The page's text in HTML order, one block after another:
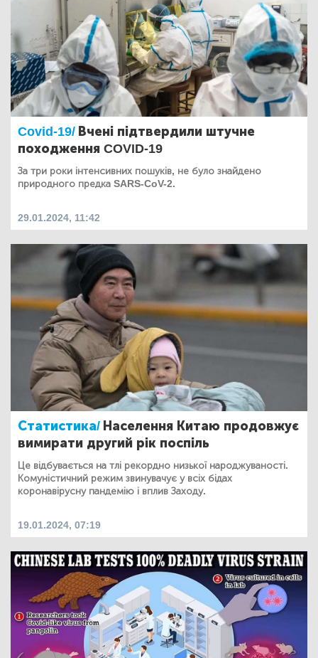
Covid-19/ Вчені підтвердили штучне
походження COVID-19
За три роки інтенсивних пошуків, не було знайдено
природного предка SARS-CoV-2.
29.01.2024, 11:42
Статистика/ Населення Китаю продовжує
вимирати другий рік поспіль
Це відбувається на тлі рекордно низької народжуваності.
Комуністичний режим звинувачує у всіх бідах
коронавірусну пандемію і вплив Заходу.
19.01.2024, 07:19